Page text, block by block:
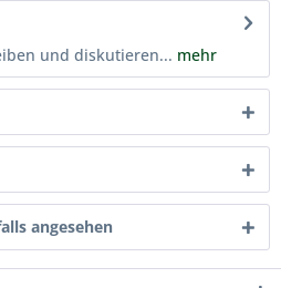
und diskutieren... mehr
angesehen